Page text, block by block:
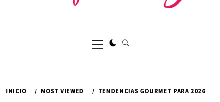
Menú
principal
INICIO MOST VIEWED TENDENCIAS GOURMET PARA 2026